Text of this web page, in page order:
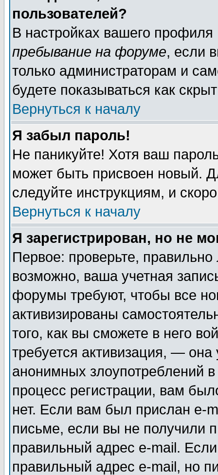
пользователей?
В настройках вашего
пребывание на форуме, если
только администраторам и
будете показываться как
Вернуться к началу
Я забыл пароль!
Не паникуйте! Хотя ваш
может быть присвоен новый.
следуйте инструкциям, и
Вернуться к началу
Я зарегистрирован, но не
Первое: проверьте,
возможно, ваша учетная
форумы требуют, чтобы все
активизированы
того, как вы сможете в него
требуется активизация, —
анонимных злоупотреблений
процесс регистрации, вам
нет. Если вам был прислан e-
письме, если вы не получили
правильный адрес e-mail.
правильный адрес e-mail, но